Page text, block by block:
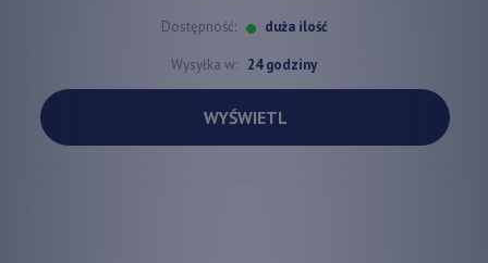
Dostępność: duża ilość
Wysyłka w: 24 godziny
WYŚWIETL